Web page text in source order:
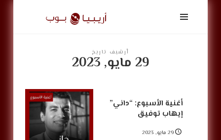
أريبيا
بوب
ArabiaPopأرشيف تاريخ
29 مايو, 2023
أغنية الأسبوع: “داني”
إيهاب توفيق
29 مايو, 2023